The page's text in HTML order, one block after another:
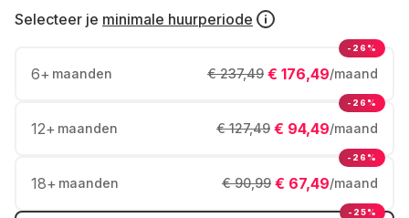
Selecteer je minimale huurperiode
6+ maanden € 176,49/maand
€ 237,49
-26%
12+ maanden € 94,49/maand
€ 127,49
-26%
18+ maanden € 67,49/maand
€ 90,99
-26%
-25%